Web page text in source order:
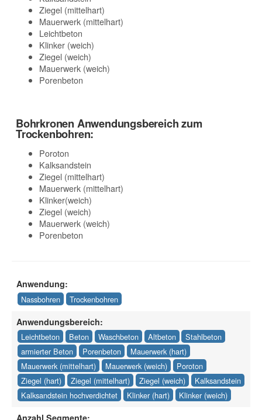
Ziegel (mittelhart)
Mauerwerk (mittelhart)
Leichtbeton
Klinker (weich)
Ziegel (weich)
Mauerwerk (weich)
Porenbeton
Bohrkronen Anwendungsbereich zum
Trockenbohren:
Poroton
Kalksandstein
Ziegel (mittelhart)
Mauerwerk (mittelhart)
Klinker(weich)
Ziegel (weich)
Mauerwerk (weich)
Porenbeton
Anwendung:
Nassbohren Trockenbohren
Anwendungsbereich:
Leichtbeton Beton Waschbeton Altbeton
Stahlbeton
armierter Beton
Porenbeton
Mauerwerk (hart)
Mauerwerk (mittelhart)
Mauerwerk (weich)
Poroton
Ziegel (hart)
Ziegel (mittelhart) Ziegel (weich)
Kalksandstein
Kalksandstein hochverdichtet
Klinker (hart) Klinker (weich)
Anzahl Segmente: